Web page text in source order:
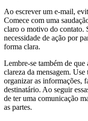
Ao escrever um e-mail,
Comece com uma
claro o motivo do contato.
necessidade de ação por
forma clara.
Lembre-se também de
clareza da mensagem.
organizar as informações,
destinatário. Ao seguir
de ter uma comunicação
as partes.